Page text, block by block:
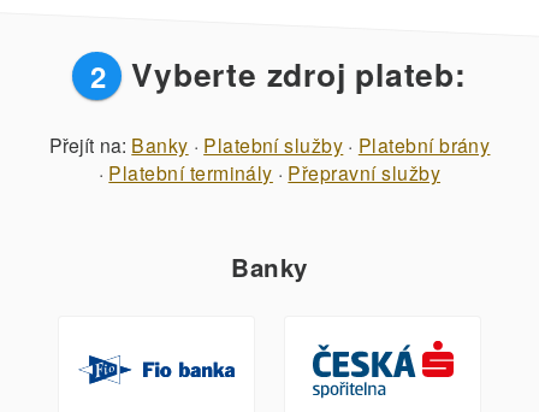
2 Vyberte zdroj plateb:
Přejít na: Banky · Platební služby · Platební brány
· Platební terminály · Přepravní služby
Banky